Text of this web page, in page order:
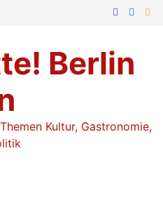
Berlin
Kultur, Gastronomie,